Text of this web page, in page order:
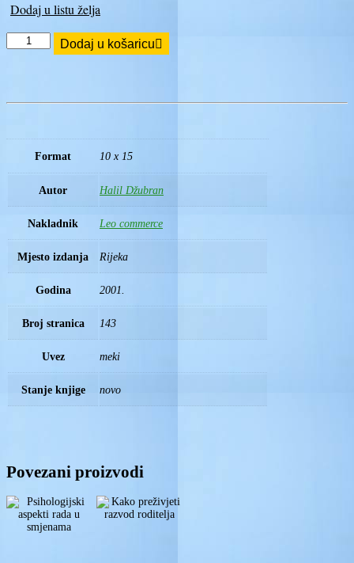
Dodaj u listu želja
Džubran:
Dodaj u košaricu
Format 10 x 15
Autor Halil Džubran
Nakladnik Leo commerce
Mjesto izdanja Rijeka
Godina 2001.
Broj stranica 143
Uvez meki
Stanje knjige novo
Povezani proizvodi